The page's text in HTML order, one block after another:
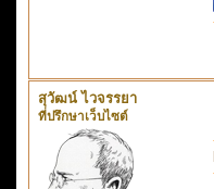
สุวัฒน์ ไวจรรยา
ที่ปรึกษาเว็บไซต์